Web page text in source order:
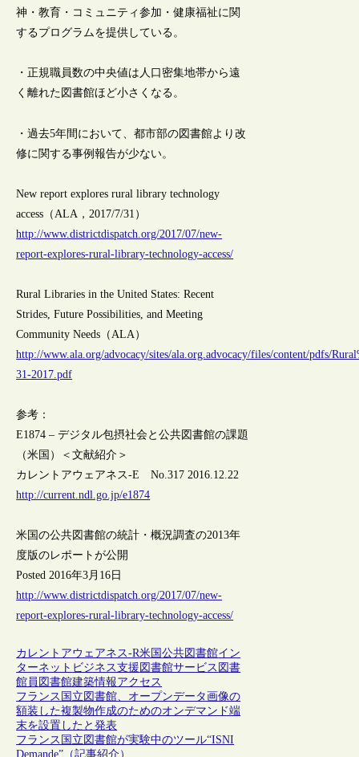
神・教育・コミュニティ参加・健康福祉に関
するプログラムを提供している。
・正規職員数の中央値は人口密集地帯から遠
く離れた図書館ほど小さくなる。
・過去5年間において、都市部の図書館より改
修に関する事例報告が少ない。
New report explores rural library technology
access（ALA，2017/7/31）
http://www.districtdispatch.org/2017/07/new-
report-explores-rural-library-technology-access/
Rural Libraries in the United States: Recent
Strides, Future Possibilities, and Meeting
Community Needs（ALA）
http://www.ala.org/advocacy/sites/ala.org.advocacy/files/content/pdfs/
31-2017.pdf
参考：
E1874 – デジタル包摂社会と公共図書館の課題
（米国）＜文献紹介＞
カレントアウェアネス-E No.317 2016.12.22
http://current.ndl.go.jp/e1874
米国の公共図書館の統計・概況調査の2013年
度版のレポートが公開
Posted 2016年3月16日
http://www.districtdispatch.org/2017/07/new-
report-explores-rural-library-technology-access/
カレントアウェアネス-R米国公共図書館イン
ターネット ビジネス支援図書館サービス 図書
館員 図書館建築情報アクセス
フランス国立図書館、オープンデータ画像の
額装した複製物作成のためのオンデマンド端
末を設置したと発表
フランス国立図書館が実験中のツール“ISNI
Demande”（記事紹介）